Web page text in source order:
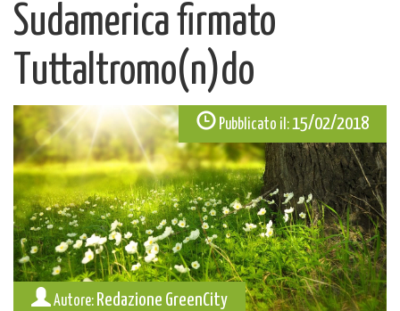
Sudamerica firmato
Tuttaltromo(n)do
Pubblicato il:15/02/2018
Autore: Redazione GreenCity